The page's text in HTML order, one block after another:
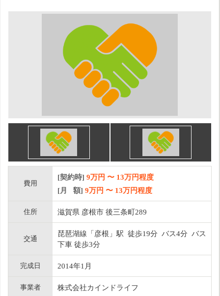
費用
[契約時] 9万円 〜 13万円程度
[月 額] 9万円 〜 13万円程度
住所 滋賀県 彦根市 後三条町289
交通
琵琶湖線「彦根」駅 徒歩19分 バス4分 バス
下車 徒歩3分
完成日 2014年1月
事業者 株式会社カインドライフ